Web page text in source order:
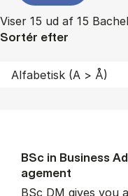
Viser 15 ud af 15
Sortér efter
BSc in Busi­ness
age­ment
BSc DM gives you